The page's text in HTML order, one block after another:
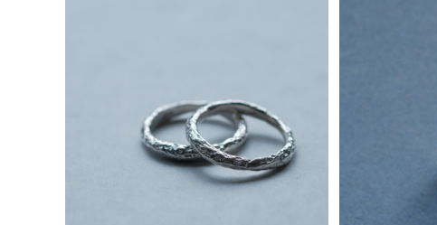
2コset) 樹皮 テクスチャー コンビ ペア
リング シルバー925
¥17,800
黒馬 シグネ